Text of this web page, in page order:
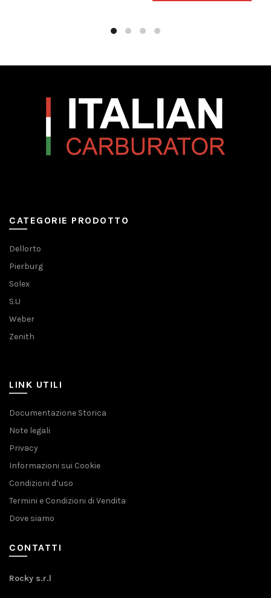
CATEGORIE PRODOTTO
Dellorto
Pierburg
Solex
S.U
Weber
Zenith
LINK UTILI
Documentazione Storica
Note legali
Privacy
Informazioni sui Cookie
Condizioni d’uso
Termini e Condizioni di Vendita
Dove siamo
CONTATTI
Rocky s.r.l